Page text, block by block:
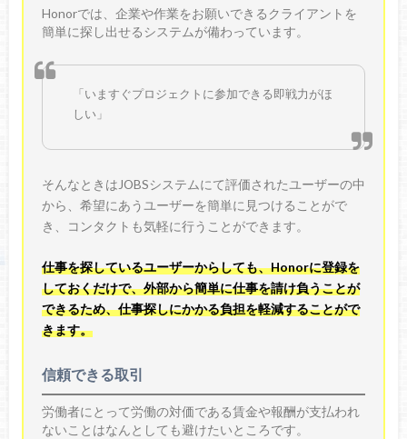
Honorでは、企業や作業をお願いできるクライアントを
簡単に探し出せるシステムが備わっています。
「いますぐプロジェクトに参加できる即戦力がほ
しい」
そんなときはJOBSシステムにて評価されたユーザーの中
から、希望にあうユーザーを簡単に見つけることがで
き、コンタクトも気軽に行うことができます。
仕事を探しているユーザーからしても、Honorに登録を
しておくだけで、外部から簡単に仕事を請け負うことが
できるため、仕事探しにかかる負担を軽減することがで
きます。
信頼できる取引
労働者にとって労働の対価である賃金や報酬が支払われ
ないことはなんとしても避けたいところです。